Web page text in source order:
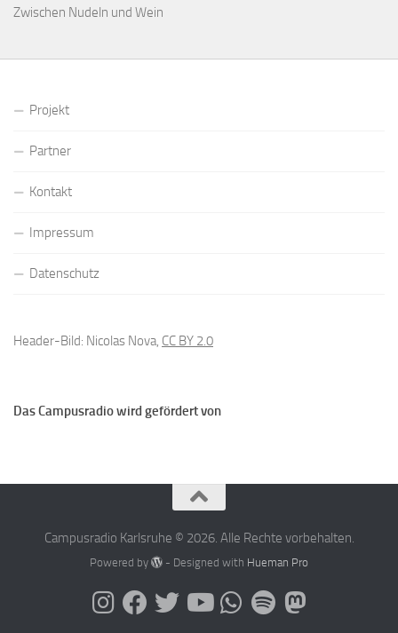
Zwischen Nudeln und Wein
Projekt
Partner
Kontakt
Impressum
Datenschutz
Header-Bild: Nicolas Nova, CC BY 2.0
Das Campusradio wird gefördert von
Campusradio Karlsruhe © 2026. Alle Rechte vorbehalten.
Powered by - Designed with Hueman Pro